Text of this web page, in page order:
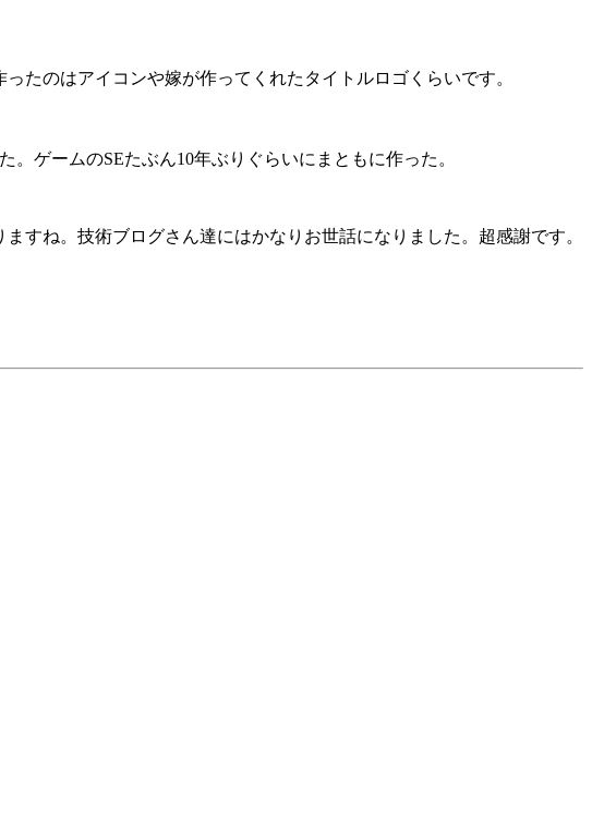
たのはアイコンや嫁が作ってくれたタイトルロゴくらいです。
ゲームのSEたぶん10年ぶりぐらいにまともに作った。
すね。技術ブログさん達にはかなりお世話になりました。超感謝です。